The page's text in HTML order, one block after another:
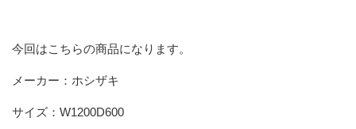
今回はこちらの商品になります。
メーカー：ホシザキ
サイズ：W1200D600